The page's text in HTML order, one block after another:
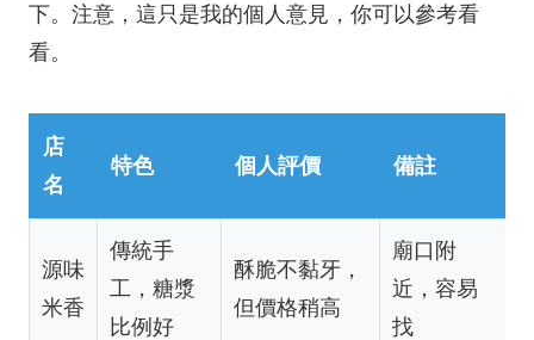
下。注意，這只是我的個人意見，你可以參考看
看。
店
名
特色 個人評價 備註
源味
米香
傳統手
工，糖漿
比例好
酥脆不黏牙，
但價格稍高
廟口附
近，容易
找